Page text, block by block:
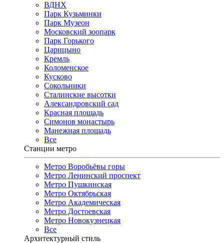
ВДНХ
Парк Кузьминки
Парк Музеон
Московский зоопарк
Парк Горького
Царицыно
Кремль
Коломенское
Кусково
Сокольники
Сталинские высотки
Александровский сад
Красная площадь
Симонов монастырь
Манежная площадь
Все
Станции метро
Метро Воробьёвы горы
Метро Ленинский проспект
Метро Пушкинская
Метро Октябрьская
Метро Академическая
Метро Достоевская
Метро Новокузнецкая
Все
Архитектурный стиль